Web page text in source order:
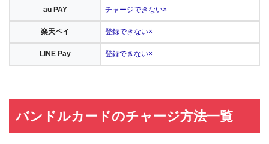
au PAY チャージできない×
楽天ペイ 登録できない×
LINE Pay 登録できない×
バンドルカードのチャージ方法一覧